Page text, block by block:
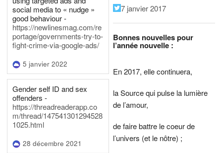
social media to « nudge »
good behaviour -
https://newlinesmag.com/re
portage/governments-try-to-
fight-crime-via-google-ads/
5 janvier 2022
Gender self ID and sex
offenders -
https://threadreaderapp.co
m/thread/147541301294528
1025.html
28 décembre 2021
7 janvier 2017
Bonnes nouvelles pour
l’année nouvelle :
En 2017, elle continuera,
la Source qui pulse la lumière
de l’amour,
de faire battre le coeur de
l’univers (et le nôtre) ;